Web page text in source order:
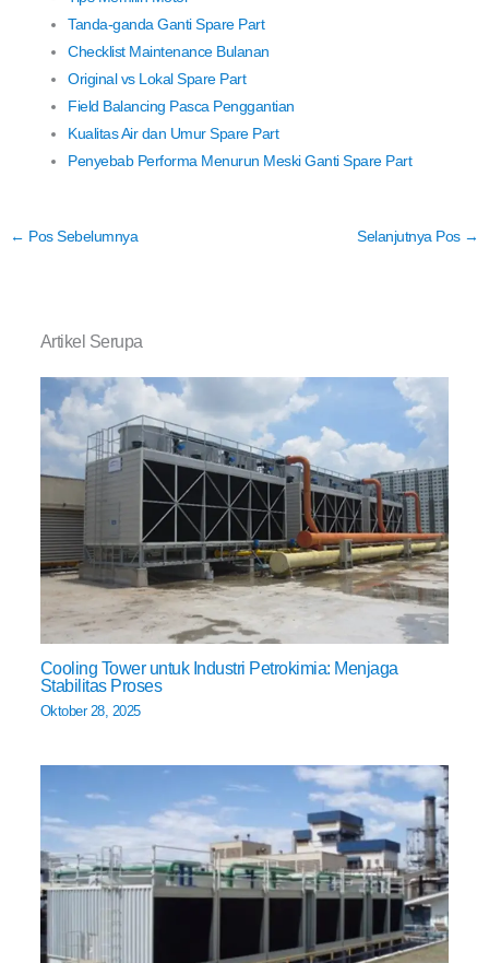
Tanda-ganda Ganti Spare Part
Checklist Maintenance Bulanan
Original vs Lokal Spare Part
Field Balancing Pasca Penggantian
Kualitas Air dan Umur Spare Part
Penyebab Performa Menurun Meski Ganti Spare Part
← Pos Sebelumnya Selanjutnya Pos →
Artikel Serupa
Cooling Tower untuk Industri Petrokimia: Menjaga
Stabilitas Proses
Oktober 28, 2025